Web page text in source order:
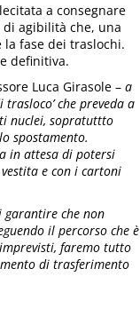
a consegnare
di agibilità che, una
fase dei traslochi.
definitiva.
Luca Girasole – a
che preveda a
nuclei, sopratuttto
spostamento.
in attesa di potersi
e con i cartoni
garantire che non
il percorso che è
faremo tutto
di trasferimento